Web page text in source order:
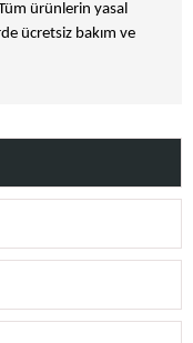
ürünlerin yasal
ücretsiz bakım ve